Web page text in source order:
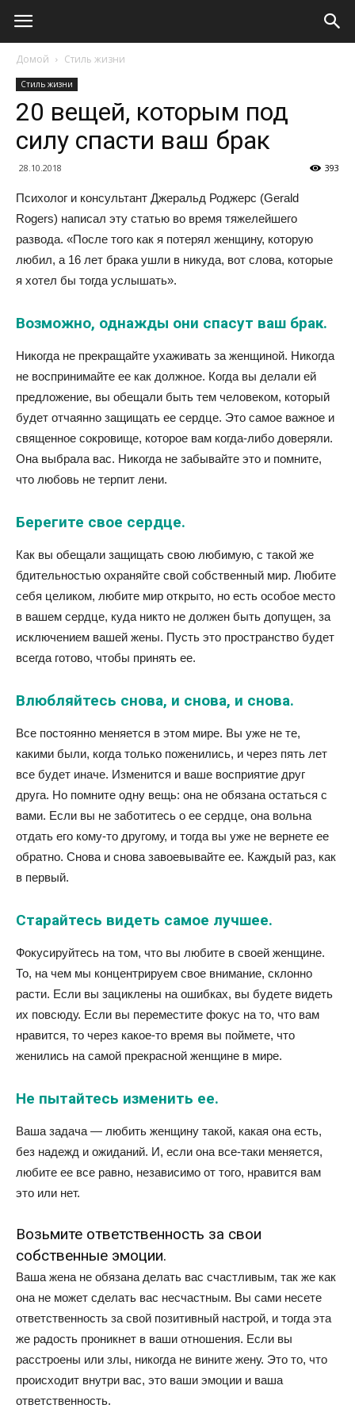
Домой Стиль жизни
Стиль жизни
20 вещей, которым под
силу спасти ваш брак
28.10.2018 393
Психолог и консультант Джеральд Роджерс (Gerald
Rogers) написал эту статью во время тяжелейшего
развода. «После того как я потерял женщину, которую
любил, а 16 лет брака ушли в никуда, вот слова, которые
я хотел бы тогда услышать».
Возможно, однажды они спасут ваш брак.
Никогда не прекращайте ухаживать за женщиной. Никогда
не воспринимайте ее как должное. Когда вы делали ей
предложение, вы обещали быть тем человеком, который
будет отчаянно защищать ее сердце. Это самое важное и
священное сокровище, которое вам когда-либо доверяли.
Она выбрала вас. Никогда не забывайте это и помните,
что любовь не терпит лени.
Берегите свое сердце.
Как вы обещали защищать свою любимую, с такой же
бдительностью охраняйте свой собственный мир. Любите
себя целиком, любите мир открыто, но есть особое место
в вашем сердце, куда никто не должен быть допущен, за
исключением вашей жены. Пусть это пространство будет
всегда готово, чтобы принять ее.
Влюбляйтесь снова, и снова, и снова.
Все постоянно меняется в этом мире. Вы уже не те,
какими были, когда только поженились, и через пять лет
все будет иначе. Изменится и ваше восприятие друг
друга. Но помните одну вещь: она не обязана остаться с
вами. Если вы не заботитесь о ее сердце, она вольна
отдать его кому-то другому, и тогда вы уже не вернете ее
обратно. Снова и снова завоевывайте ее. Каждый раз, как
в первый.
Старайтесь видеть самое лучшее.
Фокусируйтесь на том, что вы любите в своей женщине.
То, на чем мы концентрируем свое внимание, склонно
расти. Если вы зациклены на ошибках, вы будете видеть
их повсюду. Если вы переместите фокус на то, что вам
нравится, то через какое-то время вы поймете, что
женились на самой прекрасной женщине в мире.
Не пытайтесь изменить ее.
Ваша задача — любить женщину такой, какая она есть,
без надежд и ожиданий. И, если она все-таки меняется,
любите ее все равно, независимо от того, нравится вам
это или нет.
Возьмите ответственность за свои
собственные эмоции.
Ваша жена не обязана делать вас счастливым, так же как
она не может сделать вас несчастным. Вы сами несете
ответственность за свой позитивный настрой, и тогда эта
же радость проникнет в ваши отношения. Если вы
расстроены или злы, никогда не вините жену. Это то, что
происходит внутри вас, это ваши эмоции и ваша
ответственность.